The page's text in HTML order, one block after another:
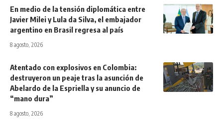
En medio de la tensión diplomática entre
Javier Milei y Lula da Silva, el embajador
argentino en Brasil regresa al país
8 agosto, 2026
Atentado con explosivos en Colombia:
destruyeron un peaje tras la asunción de
Abelardo de la Espriella y su anuncio de
“mano dura”
8 agosto, 2026